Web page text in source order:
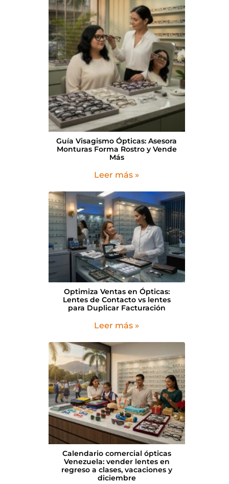
Guía Visagismo Ópticas: Asesora
Monturas Forma Rostro y Vende
Más
Leer más »
Optimiza Ventas en Ópticas:
Lentes de Contacto vs lentes
para Duplicar Facturación
Leer más »
Calendario comercial ópticas
Venezuela: vender lentes en
regreso a clases, vacaciones y
diciembre